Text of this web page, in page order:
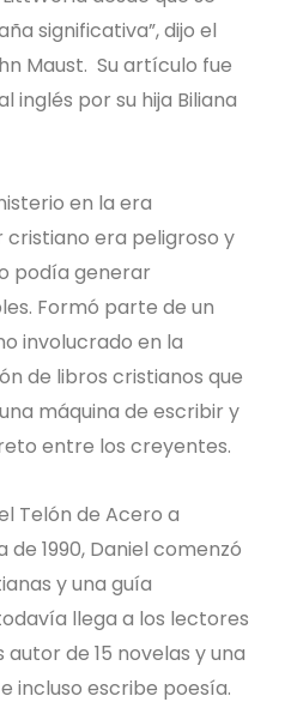
significativa”, dijo el
Maust. Su artículo fue
inglés por su hija Biliana
en la era
cristiano era peligroso y
podía generar
Formó parte de un
involucrado en la
de libros cristianos que
máquina de escribir y
entre los creyentes.
Telón de Acero a
1990, Daniel comenzó
y una guía
llega a los lectores
autor de 15 novelas y una
incluso escribe poesía.